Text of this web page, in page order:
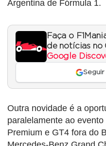
Argentina de Fórmula 1.
Faça o
de notícias no
Google
Outra novidade é a
paralelamente ao
Premium e GT4 fora do